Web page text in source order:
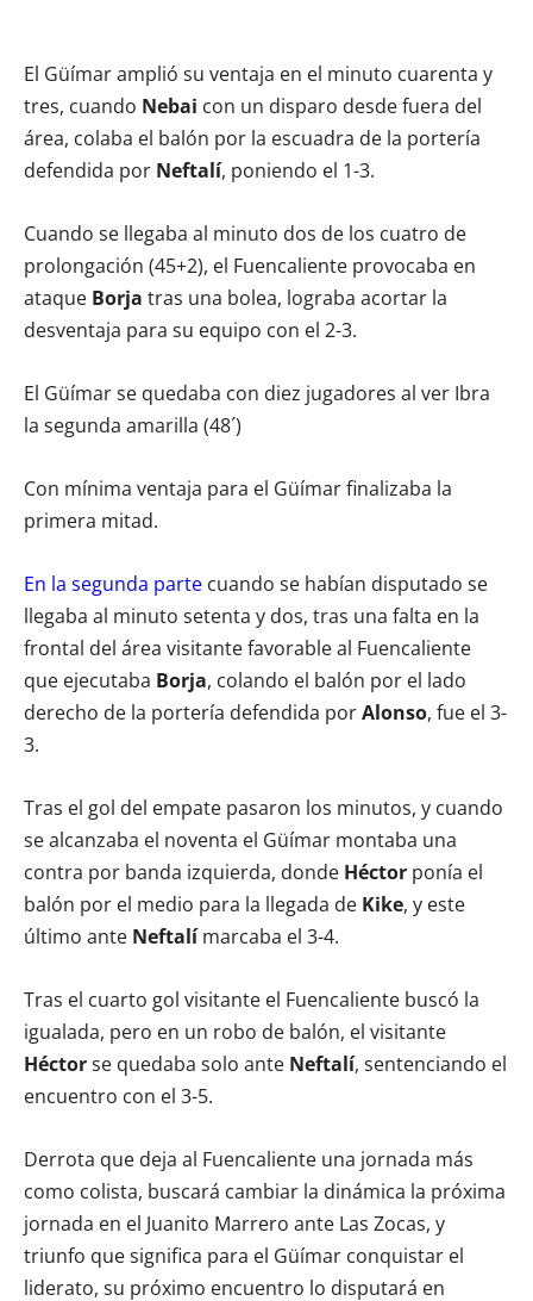
El Güímar amplió su ventaja en el minuto cuarenta y
tres, cuando Nebai con un disparo desde fuera del
área, colaba el balón por la escuadra de la portería
defendida por Neftalí, poniendo el 1-3.
Cuando se llegaba al minuto dos de los cuatro de
prolongación (45+2), el Fuencaliente provocaba en
ataque Borja tras una bolea, lograba acortar la
desventaja para su equipo con el 2-3.
El Güímar se quedaba con diez jugadores al ver Ibra
la segunda amarilla (48´)
Con mínima ventaja para el Güímar finalizaba la
primera mitad.
En la segunda parte cuando se habían disputado se
llegaba al minuto setenta y dos, tras una falta en la
frontal del área visitante favorable al Fuencaliente
que ejecutaba Borja, colando el balón por el lado
derecho de la portería defendida porAlonso, fue el 3-
3.
Tras el gol del empate pasaron los minutos, y cuando
se alcanzaba el noventa el Güímar montaba una
contra por banda izquierda, donde Héctor ponía el
balón por el medio para la llegada de Kike, y este
último ante Neftalímarcaba el 3-4.
Tras el cuarto gol visitante el Fuencaliente buscó la
igualada, pero en un robo de balón, el visitante
Héctorse quedaba solo ante Neftalí, sentenciando el
encuentro con el 3-5.
Derrota que deja al Fuencaliente una jornada más
como colista, buscará cambiar la dinámica la próxima
jornada en el Juanito Marrero ante Las Zocas, y
triunfo que significa para el Güímar conquistar el
liderato, su próximo encuentro lo disputará en